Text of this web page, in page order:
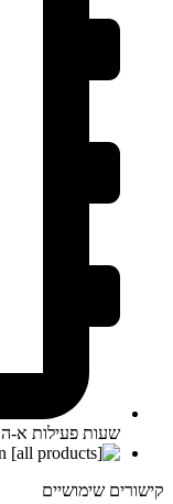
שעות פעילות א-ה 09:00-16:00
קישורים שימושיים